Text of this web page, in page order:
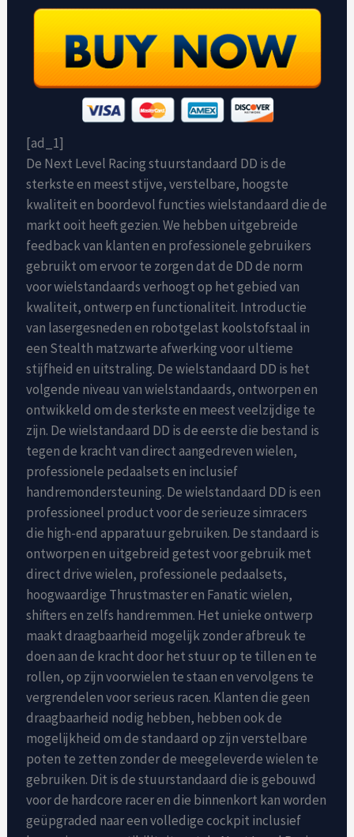
[ad_1]
De Next Level Racing stuurstandaard DD is de
sterkste en meest stijve, verstelbare, hoogste
kwaliteit en boordevol functies wielstandaard die de
markt ooit heeft gezien. We hebben uitgebreide
feedback van klanten en professionele gebruikers
gebruikt om ervoor te zorgen dat de DD de norm
voor wielstandaards verhoogt op het gebied van
kwaliteit, ontwerp en functionaliteit. Introductie
van lasergesneden en robotgelast koolstofstaal in
een Stealth matzwarte afwerking voor ultieme
stijfheid en uitstraling. De wielstandaard DD is het
volgende niveau van wielstandaards, ontworpen en
ontwikkeld om de sterkste en meest veelzijdige te
zijn. De wielstandaard DD is de eerste die bestand is
tegen de kracht van direct aangedreven wielen,
professionele pedaalsets en inclusief
handremondersteuning. De wielstandaard DD is een
professioneel product voor de serieuze simracers
die high-end apparatuur gebruiken. De standaard is
ontworpen en uitgebreid getest voor gebruik met
direct drive wielen, professionele pedaalsets,
hoogwaardige Thrustmaster en Fanatic wielen,
shifters en zelfs handremmen. Het unieke ontwerp
maakt draagbaarheid mogelijk zonder afbreuk te
doen aan de kracht door het stuur op te tillen en te
rollen, op zijn voorwielen te staan ​​en vervolgens te
vergrendelen voor serieus racen. Klanten die geen
draagbaarheid nodig hebben, hebben ook de
mogelijkheid om de standaard op zijn verstelbare
poten te zetten zonder de meegeleverde wielen te
gebruiken. Dit is de stuurstandaard die is gebouwd
voor de hardcore racer en die binnenkort kan worden
geüpgraded naar een volledige cockpit inclusief